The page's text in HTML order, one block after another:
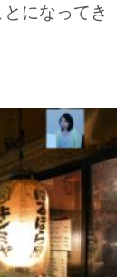
になってき